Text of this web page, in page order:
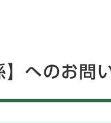
】へのお問